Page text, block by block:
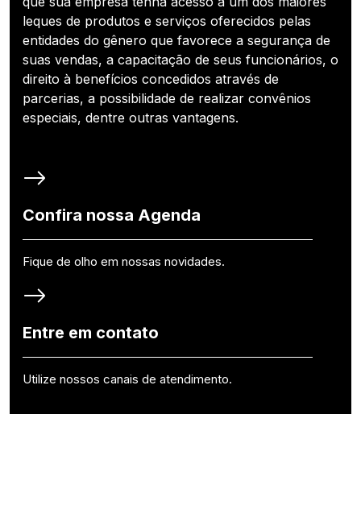
leques de produtos e serviços oferecidos pelas
entidades do gênero que favorece a segurança de
suas vendas, a capacitação de seus funcionários, o
direito à benefícios concedidos através de
parcerias, a possibilidade de realizar convênios
especiais, dentre outras vantagens.
Confira nossa Agenda
Fique de olho em nossas novidades.
Entre em contato
Utilize nossos canais de atendimento.